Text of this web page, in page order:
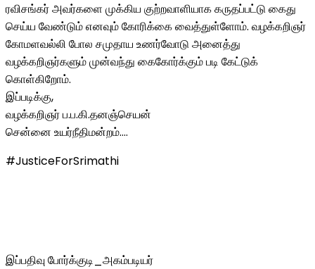
ரவிசங்கர் அவர்களை முக்கிய குற்றவாளியாக கருதப்பட்டு கைது
செய்ய வேண்டும் எனவும் கோரிக்கை வைத்துள்ளோம். வழக்கறிஞர்
கோமளவல்லி போல சமுதாய உணர்வோடு அனைத்து
வழக்கறிஞர்களும் முன்வந்து கைகோர்க்கும் படி கேட்டுக்
கொள்கிறோம்.
இப்படிக்கு,
வழக்கறிஞர் ப.ப.கி.தனஞ்செயன்
சென்னை உயர்நீதிமன்றம்….
#JusticeForSrimathi
இப்பதிவு போர்க்குடி_அகம்படியர்